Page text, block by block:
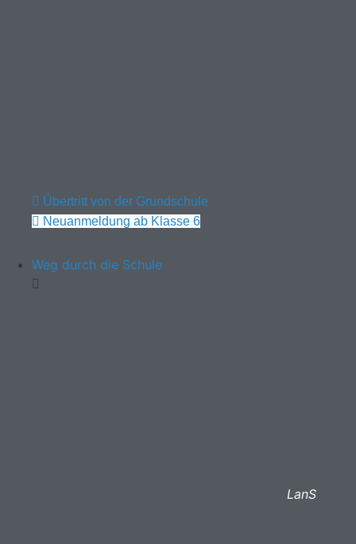
Übertritt von der Grundschule
Neuanmeldung ab Klasse 6
Weg durch die Schule
LanS